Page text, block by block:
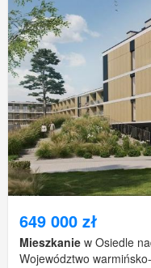
649 000 zł
Mieszkanie w Osiedle
Województwo